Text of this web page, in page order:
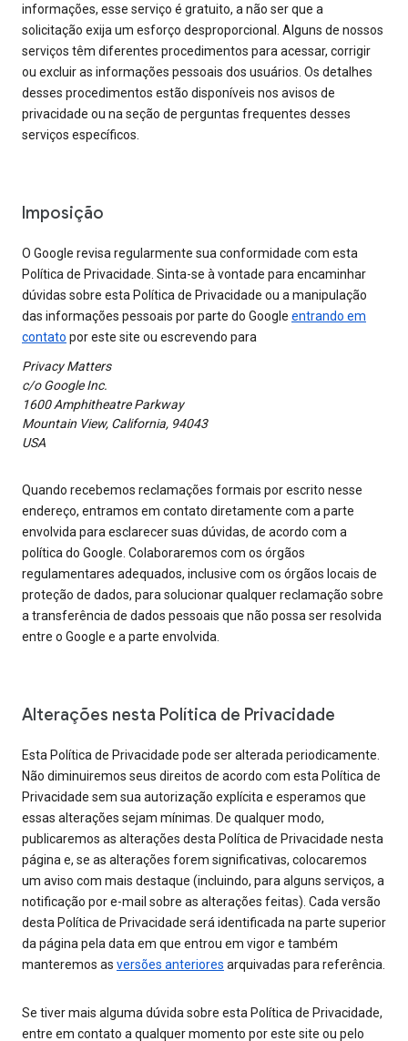
informações, esse serviço é gratuito, a não ser que a
solicitação exija um esforço desproporcional. Alguns de nossos
serviços têm diferentes procedimentos para acessar, corrigir
ou excluir as informações pessoais dos usuários. Os detalhes
desses procedimentos estão disponíveis nos avisos de
privacidade ou na seção de perguntas frequentes desses
serviços específicos.
Imposição
O Google revisa regularmente sua conformidade com esta
Política de Privacidade. Sinta-se à vontade para encaminhar
dúvidas sobre esta Política de Privacidade ou a manipulação
das informações pessoais por parte do Google entrando em
contato por este site ou escrevendo para
Privacy Matters
c/o Google Inc.
1600 Amphitheatre Parkway
Mountain View, California, 94043
USA
Quando recebemos reclamações formais por escrito nesse
endereço, entramos em contato diretamente com a parte
envolvida para esclarecer suas dúvidas, de acordo com a
política do Google. Colaboraremos com os órgãos
regulamentares adequados, inclusive com os órgãos locais de
proteção de dados, para solucionar qualquer reclamação sobre
a transferência de dados pessoais que não possa ser resolvida
entre o Google e a parte envolvida.
Alterações nesta Política de Privacidade
Esta Política de Privacidade pode ser alterada periodicamente.
Não diminuiremos seus direitos de acordo com esta Política de
Privacidade sem sua autorização explícita e esperamos que
essas alterações sejam mínimas. De qualquer modo,
publicaremos as alterações desta Política de Privacidade nesta
página e, se as alterações forem significativas, colocaremos
um aviso com mais destaque (incluindo, para alguns serviços, a
notificação por e-mail sobre as alterações feitas). Cada versão
desta Política de Privacidade será identificada na parte superior
da página pela data em que entrou em vigor e também
manteremos as versões anteriores arquivadas para referência.
Se tiver mais alguma dúvida sobre esta Política de Privacidade,
entre em contato a qualquer momento por este site ou pelo